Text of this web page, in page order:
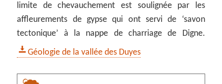
limite de chevauchement est soulignée par les
affleurements de gypse qui ont servi de ‘savon
tectonique’ à la nappe de charriage de Digne.
Géologie de la vallée des Duyes